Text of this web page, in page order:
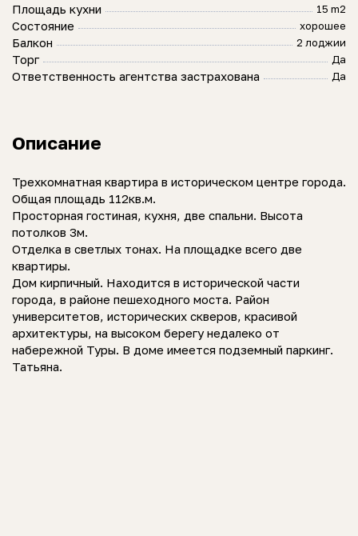
Площадь кухни 15 m2
Состояние хорошее
Балкон 2 лоджии
Торг Да
Ответственность агентства застрахована Да
Описание
Трехкомнатная квартира в историческом центре города.
Общая площадь 112кв.м.
Просторная гостиная, кухня, две спальни. Высота
потолков 3м.
Отделка в светлых тонах. На площадке всего две
квартиры.
Дом кирпичный. Находится в исторической части
города, в районе пешеходного моста. Район
университетов, исторических скверов, красивой
архитектуры, на высоком берегу недалеко от
набережной Туры. В доме имеется подземный паркинг.
Татьяна.